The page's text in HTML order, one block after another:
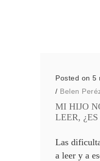
Posted on 5
/ Belen
MI HIJO
LEER,
Las
a leer y a